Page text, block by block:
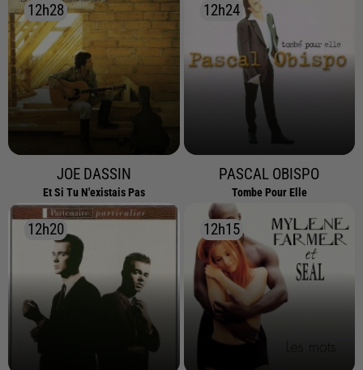
12h28
12h28
JOE DASSIN
Et Si Tu N'existais Pas
12h24
12h24
PASCAL OBISPO
Tombe Pour Elle
12h20
12h20 12h15
12h15